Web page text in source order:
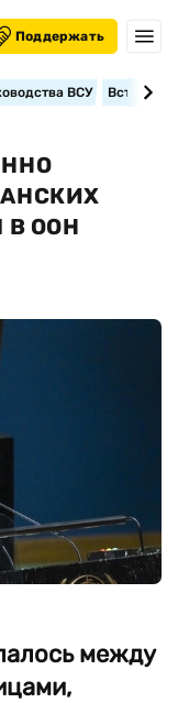
Поддержать
ВСУ
В ООН
между